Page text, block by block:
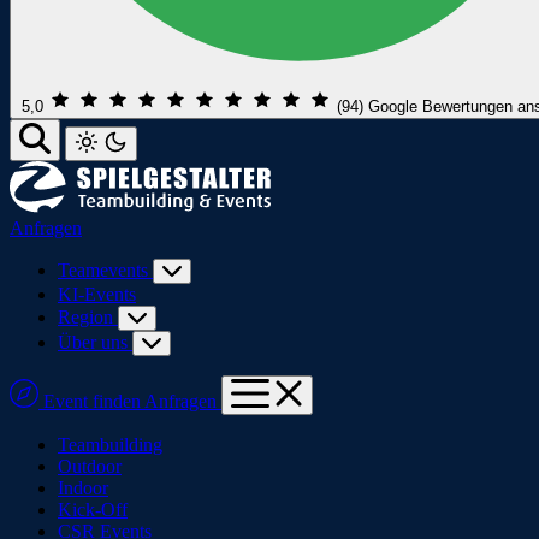
5,0 (94) Google Bewertungen
Anfragen
Teamevents
KI-Events
Region
Über uns
Event finden Anfragen
Teambuilding
Outdoor
Indoor
Kick-Off
CSR Events